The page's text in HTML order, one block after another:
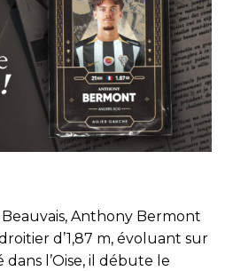
Anthony Bermont
d’1,87 m, évoluant sur
l’Oise, il débute le